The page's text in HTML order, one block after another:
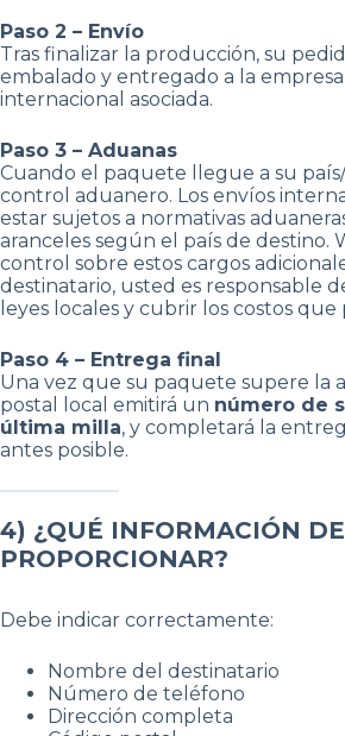
Paso 2 – Envío
Tras finalizar la producción, su
embalado y entregado a la
internacional asociada.
Paso 3 – Aduanas
Cuando el paquete llegue a su
control aduanero. Los envíos
estar sujetos a normativas
aranceles según el país de destino.
control sobre estos cargos
destinatario, usted es responsable
leyes locales y cubrir los costos
Paso 4 – Entrega final
Una vez que su paquete supere la
postal local emitirá un número de
última milla, y completará la
antes posible.
4) ¿QUÉ INFORMACIÓN
PROPORCIONAR?
Debe indicar correctamente:
Nombre del destinatario
Número de teléfono
Dirección completa